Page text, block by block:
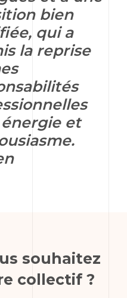
bien
qui a
la reprise
et
souhaitez
collectif ?